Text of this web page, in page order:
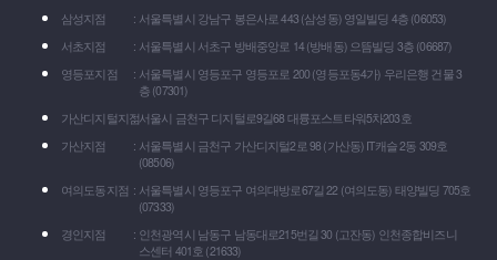
삼성지점
서울특별시 강남구 봉은사로 443 (삼성동) 영일빌딩 4층 (06053)
서초지점
서울특별시 서초구 방배중앙로 14 (방배동) 으뜸빌딩 3층 (06687)
영등포지점
서울특별시 영등포구 영등포로 200 (영등포동4가) 우리은행 건물 3
층 (07301)
가산디지털지점서울시 금천구 디지털로9길68 대륭포스트타워5차203호
가산지점
서울특별시 금천구 가산디지털2로 98 (가산동) IT캐슬 2동 309호
(08506)
여의도동지점
서울특별시 영등포구 여의대방로67길 22 (여의도동) 태양빌딩 705호
(07333)
경인지점
인천광역시 남동구 남동대로215번길 30 (고잔동) 인천종합비즈니
스센터 401호 (21633)